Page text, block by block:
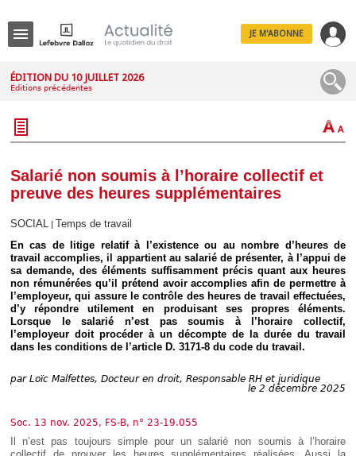
IT
JE M'ABONNE
ÉDITION DU 10 JUILLET 2026
Éditions précédentes
Salarié non soumis à l’horaire collectif et
preuve des heures supplémentaires
SOCIAL
Temps de travail
En cas de litige relatif à l’existence ou au nombre d’heures de
travail accomplies, il appartient au salarié de présenter, à l’appui de
sa demande, des éléments suffisamment précis quant aux heures
non rémunérées qu’il prétend avoir accomplies afin de permettre à
l’employeur, qui assure le contrôle des heures de travail effectuées,
d’y répondre utilement en produisant ses propres éléments.
Lorsque le salarié n’est pas soumis à l’horaire collectif,
l’employeur doit procéder à un décompte de la durée du travail
dans les conditions de l’article D. 3171-8 du code du travail.
par Loïc Malfettes, Docteur en droit, Responsable RH et juridique
le 2 décembre 2025
Soc. 13 nov. 2025, FS-B, n° 23-19.055
Il n’est pas toujours simple pour un salarié non soumis à l’horaire